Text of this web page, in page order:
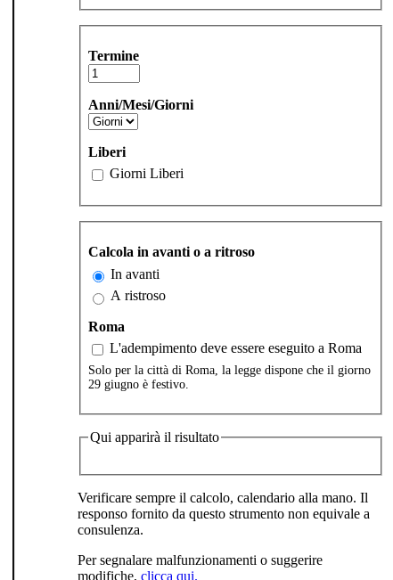
Termine
Anni/Mesi/Giorni
Liberi
Giorni Liberi
Calcola in avanti o a ritroso
In avanti
A ristroso
Roma
L'adempimento deve essere eseguito a Roma
Solo per la città di Roma, la legge dispone che il giorno
29 giugno è festivo.
Qui apparirà il risultato
Verificare sempre il calcolo, calendario alla mano. Il
responso fornito da questo strumento non equivale a
consulenza.
Per segnalare malfunzionamenti o suggerire
modifiche, clicca qui.